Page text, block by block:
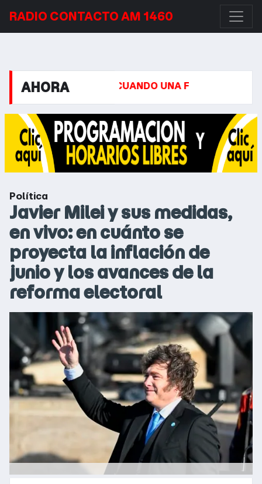
RADIO CONTACTO AM 1460
AHORA
CUANDO UNA FOTO O VIDEO NO ES REAL
Política
Javier Milei y sus medidas,
en vivo: en cuánto se
proyecta la inflación de
junio y los avances de la
reforma electoral